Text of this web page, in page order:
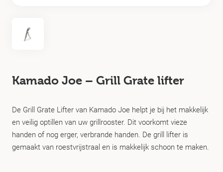
Kamado Joe – Grill Grate lifter
De Grill Grate Lifter van Kamado Joe helpt je bij het makkelijk
en veilig optillen van uw grillrooster. Dit voorkomt vieze
handen of nog erger, verbrande handen. De grill lifter is
gemaakt van roestvrijstraal en is makkelijk schoon te maken.